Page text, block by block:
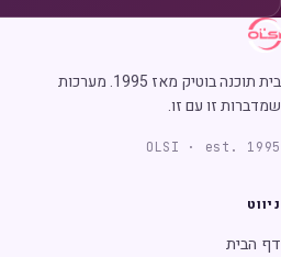
בית תוכנה בוטיק מאז 1995. מערכות
שמדברות זו עם זו.
OLSI · est. 1995
ניווט
דף הבית